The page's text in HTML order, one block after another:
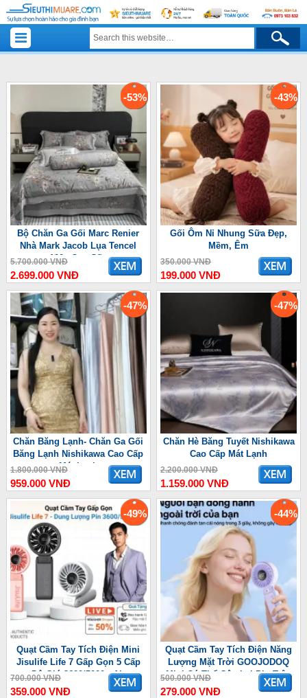
-53%
Bộ Chăn Ga Gối Marc Renier
Nhà Mark Jacob Lụa Tencel
100s Cao Cấp
5.700.000 VNĐ
2.699.000 VNĐ
-43%
Gối Ôm Nỉ Nhung Sữa Đẹp,
Mềm, Êm
350.000 VNĐ
199.000 VNĐ
-47%
Chăn Băng Lạnh- Chăn Ga Gối
Băng Lạnh Nishikawa Cao Cấp
Mát Lạnh
1.800.000 VNĐ
959.000 VNĐ
-47%
Chăn Hè Băng Tuyết Nishikawa
Cao Cấp Mát Lạnh
2.200.000 VNĐ
1.159.000 VNĐ
-49%
Quạt Cầm Tay Tích Điện Mini
Jisulife Life 7 Gấp Gọn 5 Cấp
Độ Gió 3600/5000mAh
700.000 VNĐ
359.000 VNĐ
-44%
Quạt Cầm Tay Tích Điện Năng
Lượng Mặt Trời GOOJODOQ
Mini Có Thể Gập Lại Pin Trâu
3600 mAh
500.000 VNĐ
279.000 VNĐ